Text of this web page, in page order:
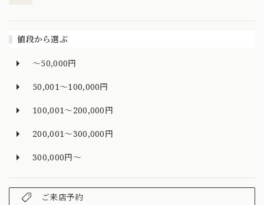
値段から選ぶ
～50,000円
50,001～100,000円
100,001～200,000円
200,001～300,000円
300,000円～
ご来店予約